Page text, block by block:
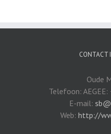
CONTACT
Oude
Telefoon:
E-mail:
Web: http://